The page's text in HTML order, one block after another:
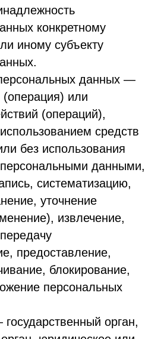
конкретному
иному субъекту
данных —
или
(операций),
средств
без использования
персональными данными,
систематизацию,
уточнение
извлечение,
предоставление,
блокирование,
персональных
орган,